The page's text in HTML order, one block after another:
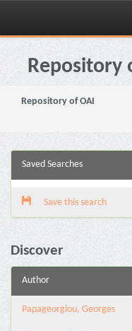
Skip
navigationRepository
Repository of OAI
Saved Searches
Save this search
Discover
Author
Papageorgiou, Georges